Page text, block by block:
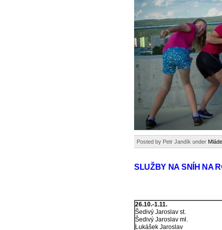
Posted by Petr Jandík under
SLUŽBY NA SNÍH NA
26.10.-1.11.
Šedivý Jaroslav st.
Šedivý Jaroslav ml.
Lukášek Jaroslav